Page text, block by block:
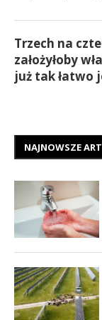
Trzech na
założyłoby
już tak łatwo
NAJNOWSZE